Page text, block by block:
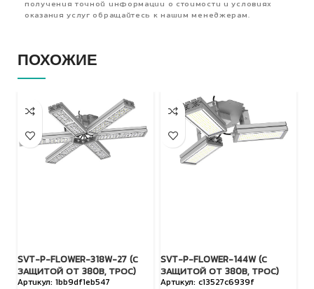
получения точной информации о стоимости и условиях
оказания услуг обращайтесь к нашим менеджерам.
ПОХОЖИЕ
SVT-P-FLOWER-318W-27 (С
ЗАЩИТОЙ ОТ 380В, ТРОС)
1bb9df1eb547
SVT-P-FLOWER-144W (С
ЗАЩИТОЙ ОТ 380В, ТРОС)
c13527c6939f